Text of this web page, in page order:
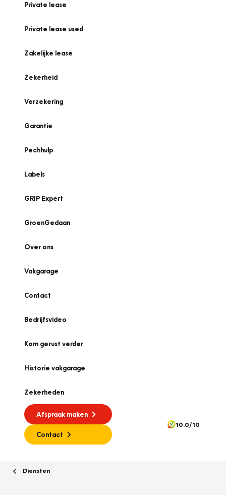
Private lease
Private lease used
Zakelijke lease
Zekerheid
Verzekering
Garantie
Pechhulp
Labels
GRIP Expert
GroenGedaan
Over ons
Vakgarage
Contact
Bedrijfsvideo
Kom gerust verder
Historie vakgarage
Zekerheden
Afspraak maken
Contact
10.0/10
Diensten